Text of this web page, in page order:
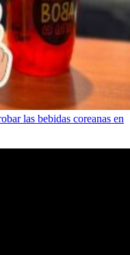
las bebidas coreanas en